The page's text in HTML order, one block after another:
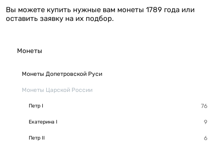
Монеты
Монеты Допетровской Руси
Монеты Царской России
Петр I
Екатерина I
Петр II
Вы можете купить нужные вам монеты 1789 года или
оставить заявку на их подбор.